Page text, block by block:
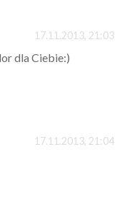
17.11.2013, 21:03
dla Ciebie:)
17.11.2013, 21:04